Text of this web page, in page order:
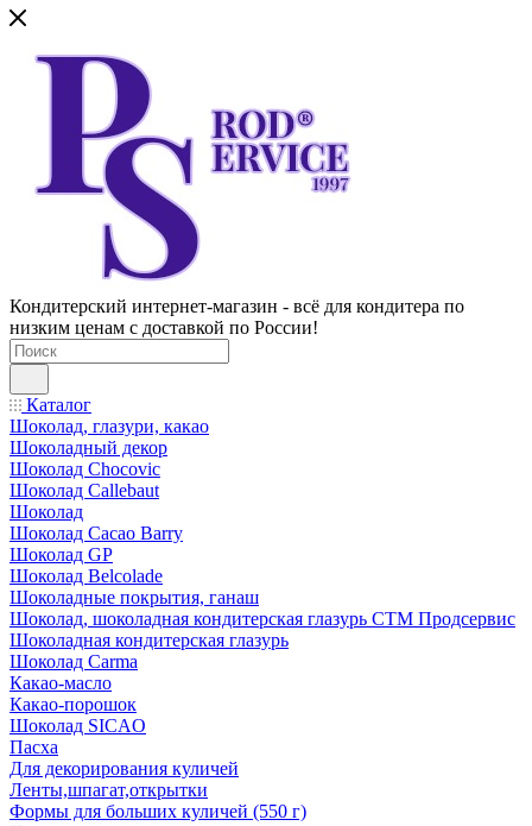
Кондитерский интернет-магазин - всё для кондитера по
низким ценам с доставкой по России!
Каталог
Шоколад, глазури, какао
Шоколадный декор
Шоколад Chocovic
Шоколад Callebaut
Шоколад
Шоколад Cacao Barry
Шоколад GP
Шоколад Belcolade
Шоколадные покрытия, ганаш
Шоколад, шоколадная кондитерская глазурь СТМ Продсервис
Шоколадная кондитерская глазурь
Шоколад Carma
Какао-масло
Какао-порошок
Шоколад SICAO
Пасха
Для декорирования куличей
Ленты,шпагат,открытки
Формы для больших куличей (550 г)